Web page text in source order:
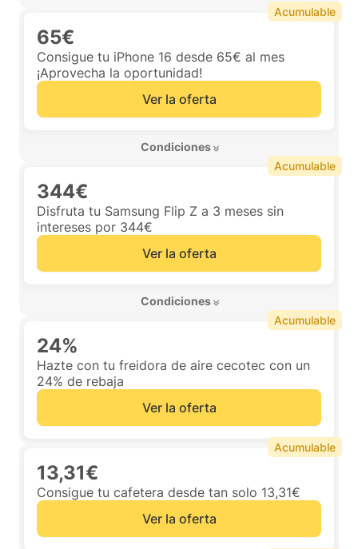
65€
Consigue tu iPhone 16 desde 65€ al mes
¡Aprovecha la oportunidad!
Ver la oferta
Condiciones
Acumulable
344€
Disfruta tu Samsung Flip Z a 3 meses sin
intereses por 344€
Ver la oferta
Condiciones
Acumulable
24%
Hazte con tu freidora de aire cecotec con un
24% de rebaja
Ver la oferta
Acumulable
13,31€
Consigue tu cafetera desde tan solo 13,31€
Ver la oferta
Acumulable